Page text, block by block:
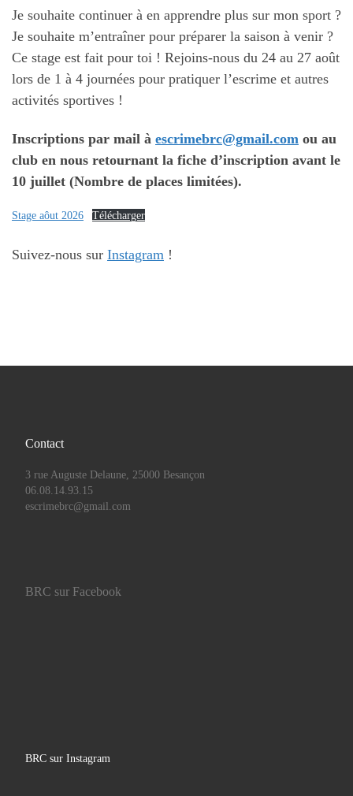
Je souhaite continuer à en apprendre plus sur mon sport ?
Je souhaite m’entraîner pour préparer la saison à venir ?
Ce stage est fait pour toi ! Rejoins-nous du 24 au 27 août
lors de 1 à 4 journées pour pratiquer l’escrime et autres
activités sportives !
Inscriptions par mail à escrimebrc@gmail.com ou au
club en nous retournant la fiche d’inscription avant le
10 juillet (Nombre de places limitées).
Stage aôut 2026 Télécharger
Suivez-nous sur Instagram !
Contact
3 rue Auguste Delaune, 25000 Besançon
06.08.14.93.15
escrimebrc@gmail.com
BRC sur Facebook
BRC sur Instagram